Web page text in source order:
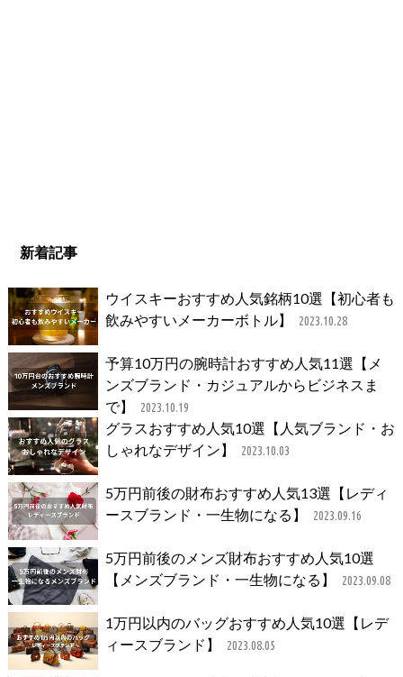
新着記事
ウイスキーおすすめ人気銘柄10選【初心者も
飲みやすいメーカーボトル】
2023.10.28
予算10万円の腕時計おすすめ人気11選【メ
ンズブランド・カジュアルからビジネスま
で】
2023.10.19
グラスおすすめ人気10選【人気ブランド・お
しゃれなデザイン】
2023.10.03
5万円前後の財布おすすめ人気13選【レディ
ースブランド・一生物になる】
2023.09.16
5万円前後のメンズ財布おすすめ人気10選
【メンズブランド・一生物になる】
2023.09.08
1万円以内のバッグおすすめ人気10選【レデ
ィースブランド】
2023.08.05